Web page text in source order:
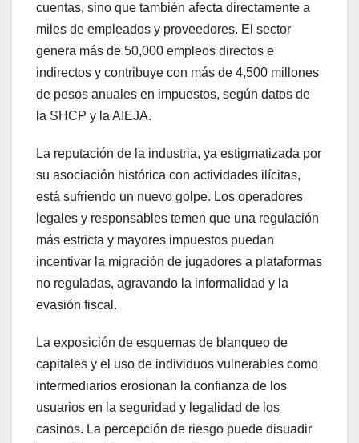
cuentas, sino que también afecta directamente a
miles de empleados y proveedores. El sector
genera más de 50,000 empleos directos e
indirectos y contribuye con más de 4,500 millones
de pesos anuales en impuestos, según datos de
la SHCP y la AIEJA.
La reputación de la industria, ya estigmatizada por
su asociación histórica con actividades ilícitas,
está sufriendo un nuevo golpe. Los operadores
legales y responsables temen que una regulación
más estricta y mayores impuestos puedan
incentivar la migración de jugadores a plataformas
no reguladas, agravando la informalidad y la
evasión fiscal.
La exposición de esquemas de blanqueo de
capitales y el uso de individuos vulnerables como
intermediarios erosionan la confianza de los
usuarios en la seguridad y legalidad de los
casinos. La percepción de riesgo puede disuadir